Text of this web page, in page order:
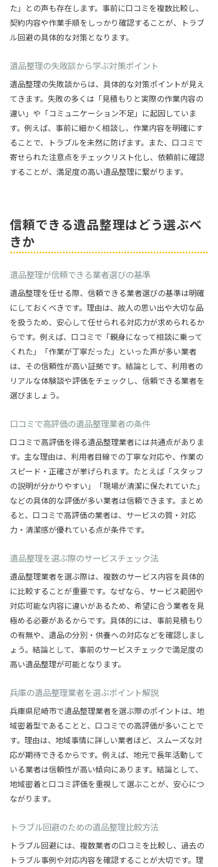
た」との声も存在します。事前に口コミを複数比較し、
契約内容や作業手順をしっかり確認することが、トラブ
ル回避の具体的な対策となります。
遺品整理の失敗談から学ぶ対策ポイント
遺品整理の失敗談からは、具体的な対策ポイントが見え
てきます。失敗の多くは「見積もりと実際の作業内容の
違い」や「コミュニケーション不足」に起因していま
す。例えば、事前に細かく相談し、作業内容を明確にす
ることで、トラブルを未然に防げます。また、口コミで
寄せられた注意点をチェックリスト化し、依頼前に確認
することが、満足度の高い遺品整理に繋がります。
信頼できる遺品整理はどう選ぶべ
きか
遺品整理が信頼できる業者選びの基準
遺品整理を任せる際、信頼できる業者選びの基準は明確
にしておくべきです。理由は、故人の思い出や大切な品
を扱うため、安心して任せられる対応力が求められるか
らです。例えば、口コミで「親身になって相談に乗って
くれた」「作業が丁寧だった」といった声が多い業者
は、その信頼性が高い証拠です。結論として、利用者の
リアルな体験談や評価をチェックし、信頼できる業者を
選びましょう。
口コミで高評価の遺品整理業者の条件
口コミで高評価を得る遺品整理業者には共通点がありま
す。主な理由は、利用者目線での丁寧な対応や、作業の
スピード・正確さが挙げられます。たとえば「スタッフ
の説明が分かりやすい」「現場が清潔に保たれていた」
などの具体的な評価が多い業者は信頼できます。まとめ
ると、口コミで高評価の業者は、サービスの質・対応
力・清潔感が優れている点が条件です。
遺品整理を選ぶ際のサービスチェック法
遺品整理業者を選ぶ際は、複数のサービス内容を具体的
に比較することが重要です。なぜなら、サービス範囲や
対応可能な内容に違いがあるため、希望に合う業者を見
極める必要があるからです。具体的には、事前見積もり
の有無や、遺品の分別・供養への対応などを確認しまし
ょう。結論として、事前のサービスチェックで満足度の
高い遺品整理が可能となります。
兵庫の遺品整理業者を選ぶポイント解説
兵庫県尼崎市で遺品整理業者を選ぶ際のポイントは、地
域密着型であることと、口コミでの高評価が多いことで
す。理由は、地域事情に詳しい業者ほど、スムーズな対
応が期待できるからです。例えば、地元で長年活動して
いる業者は信頼性が高い傾向にあります。結論として、
地域密着と口コミ評価を重視して選ぶことが、安心につ
ながります。
トラブル回避のための遺品整理比較方法
トラブル回避には、複数業者の口コミを比較し、過去の
トラブル事例や対応内容を確認することが大切です。理